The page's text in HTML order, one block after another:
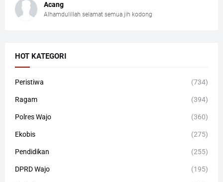
Acang
Alhamdulillah selamat semua jih kodong
HOT KATEGORI
Peristiwa (734)
Ragam (394)
Polres Wajo (360)
Ekobis (275)
Pendidikan (255)
DPRD Wajo (195)